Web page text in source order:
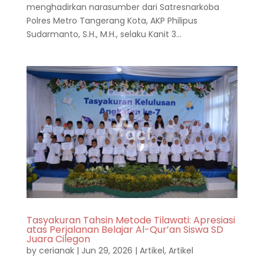
menghadirkan narasumber dari Satresnarkoba
Polres Metro Tangerang Kota, AKP Philipus
Sudarmanto, S.H., M.H., selaku Kanit 3...
Tasyakuran Tahsin Metode Tilawati: Apresiasi
atas Perjalanan Belajar Al-Qur’an Siswa SD
Juara Cilegon
by cerianak| Jun 29, 2026 | Artikel, Artikel